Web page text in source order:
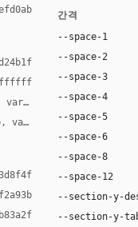
accent), black 8%)
var(--accent), black
간격
--space-1
--space-2
--space-3
--space-4
--space-5
--space-6
--space-8
--space-12
--section-y-
--section-y-